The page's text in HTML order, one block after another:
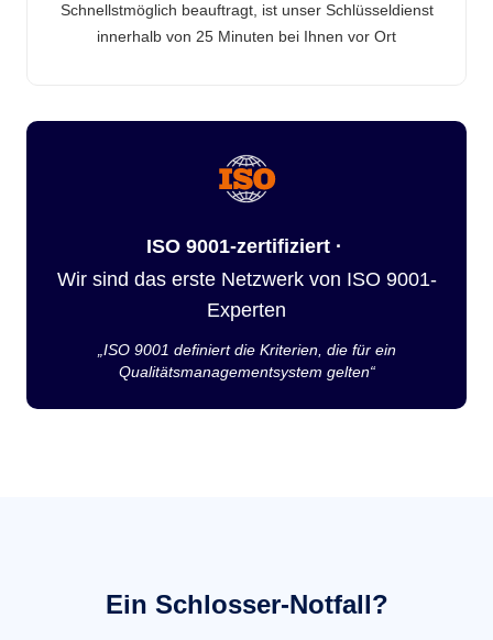
Schnellstmöglich beauftragt, ist unser Schlüsseldienst
innerhalb von 25 Minuten bei Ihnen vor Ort
ISO 9001-zertifiziert ·
Wir sind das erste Netzwerk von ISO 9001-
Experten
„ISO 9001 definiert die Kriterien, die für ein
Qualitätsmanagementsystem gelten“
Ein Schlosser-Notfall?